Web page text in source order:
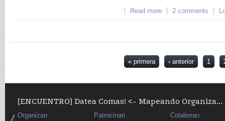
Read more about 1er
2 comments
« primera ‹ anterior 1
[ENCUENTRO] Datea Comas! <- Mapeando Organiza...
Organizan
Patrocinan
Colaboran